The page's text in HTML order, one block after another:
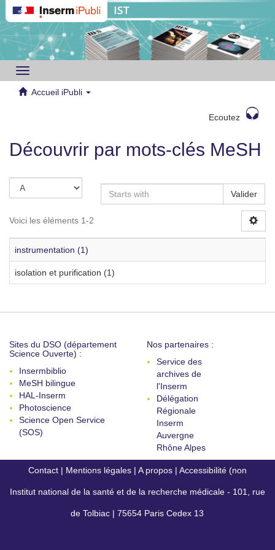
Toggle
navigation
Accueil iPubli
Ecoutez
Découvrir par mots-clés MeSH
Valider
Voici les éléments 1-2
instrumentation (1)
isolation et purification (1)
Sites du DSO (département
Science Ouverte) :
Insermbiblio
MeSH bilingue
HAL-Inserm
Photoscience
Science Open Service
(SOS)
Nos partenaires :
Service des
archives de
l'Inserm
Délégation
Régionale
Inserm
Auvergne
Rhône Alpes
Contact | Mentions légales | A propos | Accessibilité (non
conforme)
Institut national de la santé et de la recherche médicale - 101, rue
de Tolbiac | 75654 Paris Cedex 13